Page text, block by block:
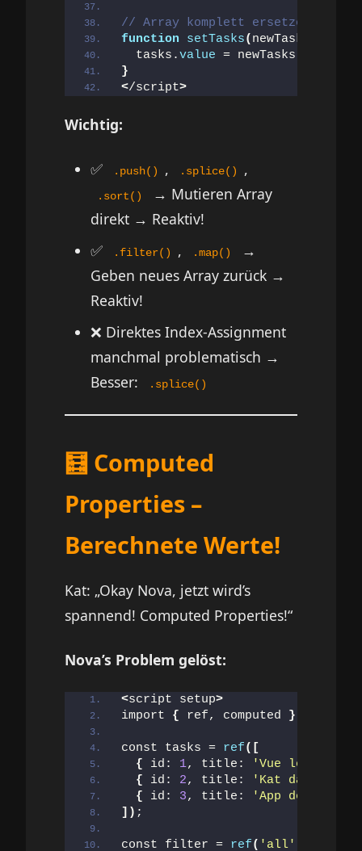
// Array komplett ersetzen
function
setTasks( newTasks
  tasks.
value = newTasks;
}
</script>
Wichtig:
✅ .push() , .splice() ,
.sort()
→ Mutieren Array
direkt → Reaktiv!
✅
.filter() , .map()
→
Geben neues Array zurück →
Reaktiv!
❌ Direktes Index-Assignment
manchmal problematisch →
Besser:
.splice()
🧮 Computed
Properties –
Berechnete Werte!
Kat: „Okay Nova, jetzt wird’s
spannend! Computed Properties!“
Nova’s Problem gelöst:
<script setup>
import { ref, computed }
const tasks = ref([
{ id: 1, title: 'Vue lernen'
{ id: 2, title: 'Kat danken'
{ id: 3, title: 'App deployen'
]) ;
const filter = ref( 'all'